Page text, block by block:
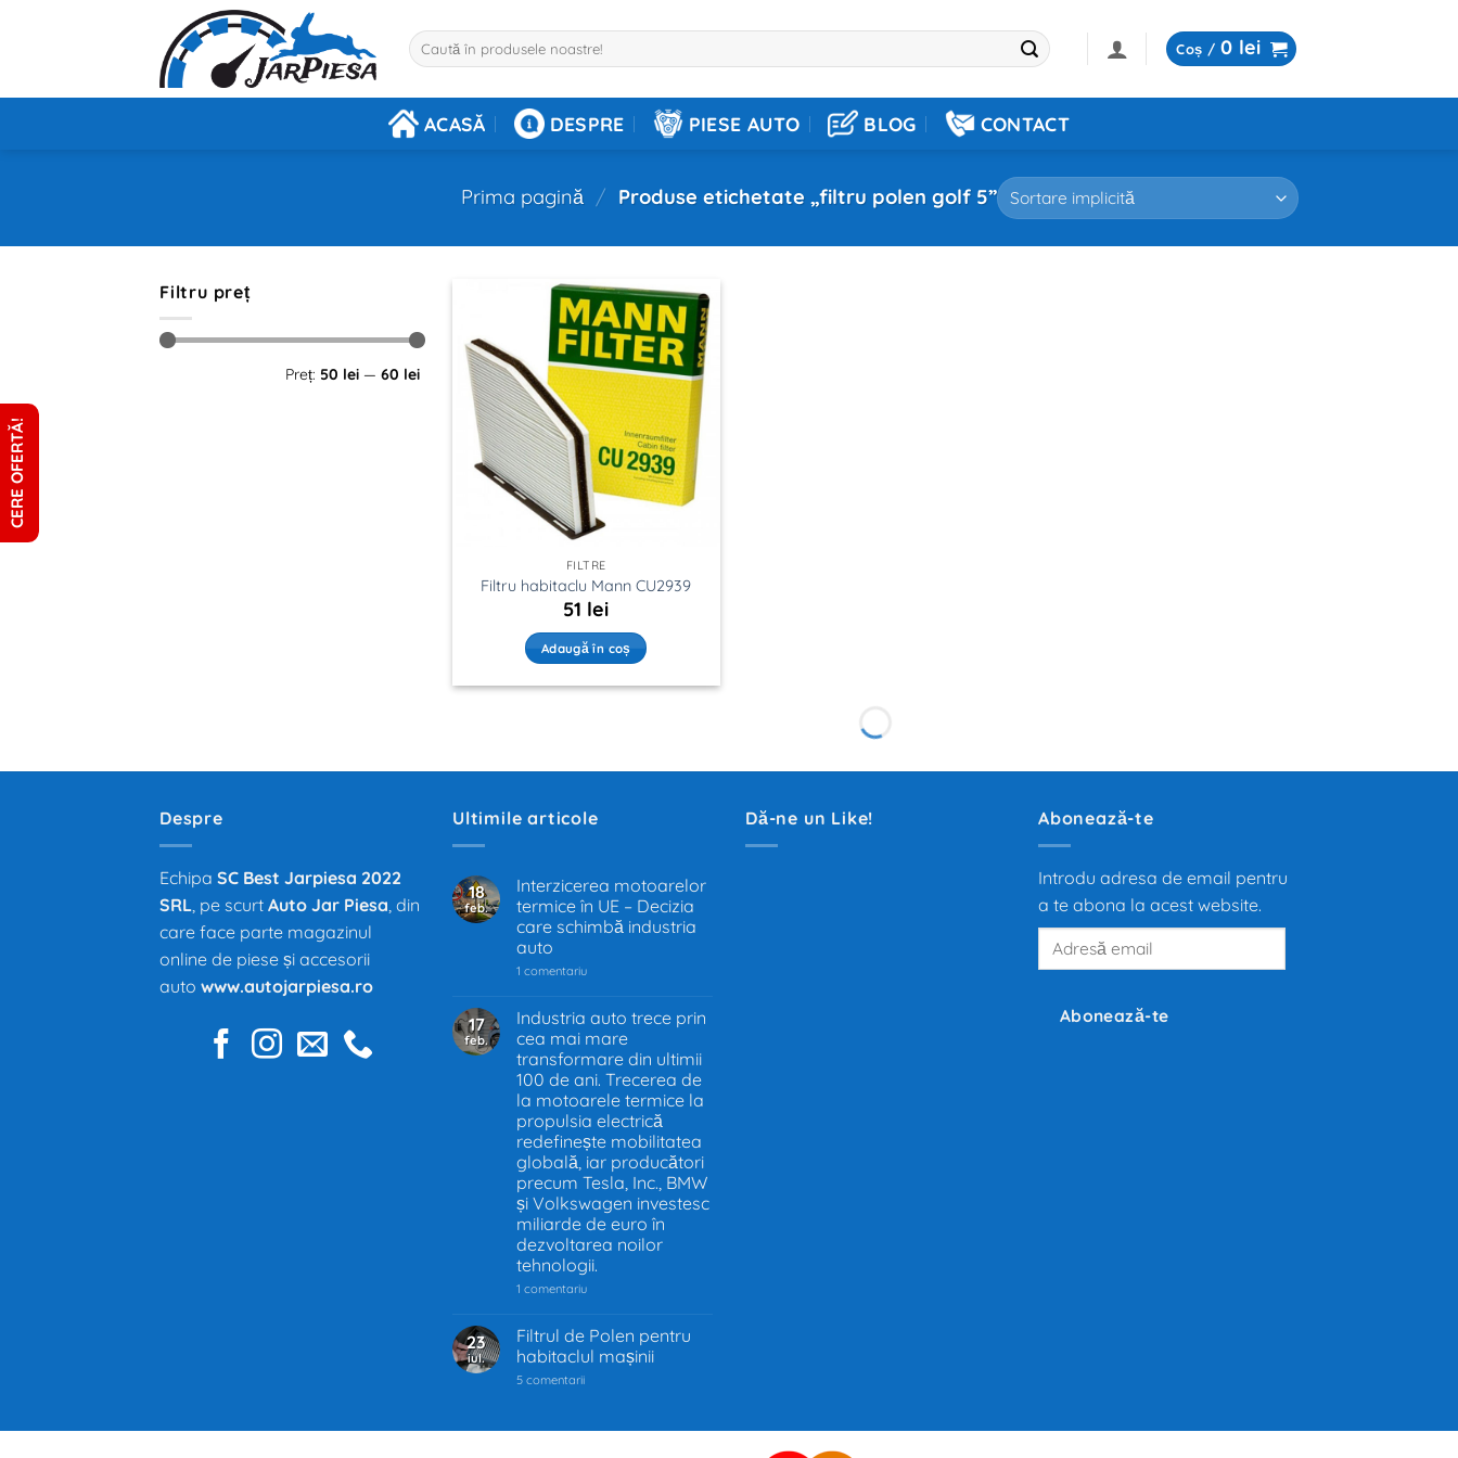
Caută
după:
Coș / 0 lei
ACASĂ DESPRE PIESE AUTO BLOG CONTACT
Prima pagină / Produse etichetate „filtru polen golf 5”
Filtru preț
Preț: 50 lei — 60 lei
FILTRE
Filtru habitaclu Mann CU2939
51 lei
Adaugă în coș
Despre
Echipa SC Best Jarpiesa 2022
SRL , pe scurt Auto Jar Piesa , din
care face parte magazinul
online de piese și accesorii
auto www.autojarpiesa.ro
Ultimile articole
18
feb.
Interzicerea motoarelor
termice în UE – Decizia
care schimbă industria
auto
1 comentariula
termice
în
UE
–
Decizia
care
schimbă
industria
auto
17
feb.
Industria auto trece prin
cea mai mare
transformare din ultimii
100 de ani. Trecerea de
la motoarele termice la
propulsia electrică
redefinește mobilitatea
globală, iar producători
precum Tesla, Inc., BMW
și Volkswagen investesc
miliarde de euro în
dezvoltarea noilor
tehnologii.
1 comentariula
trece
prin
cea
ultimii
23
iul.
Filtrul de Polen pentru
habitaclul mașinii
5 comentariila
pentru
Dă-ne un Like! Abonează-te
Introdu adresa de email pentru
a te abona la acest website.
Adresă
Abonează-te
CERE OFERTĂ!